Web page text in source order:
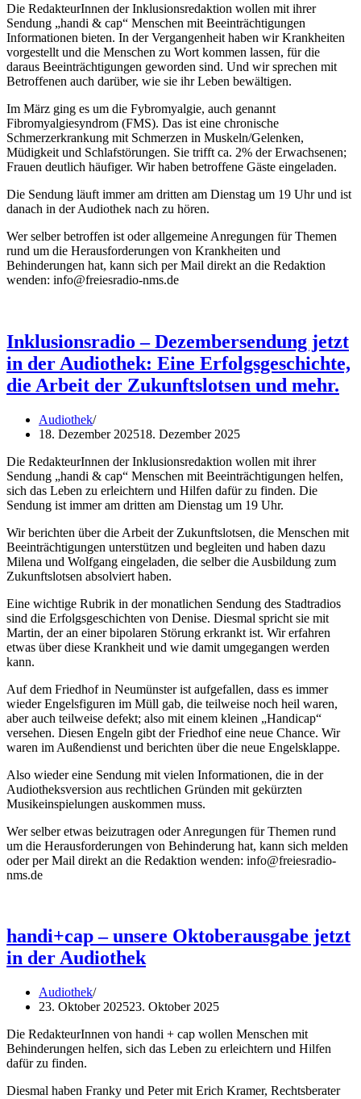
Die RedakteurInnen der Inklusionsredaktion wollen mit ihrer
Sendung „handi & cap“ Menschen mit Beeinträchtigungen
Informationen bieten. In der Vergangenheit haben wir Krankheiten
vorgestellt und die Menschen zu Wort kommen lassen, für die
daraus Beeinträchtigungen geworden sind. Und wir sprechen mit
Betroffenen auch darüber, wie sie ihr Leben bewältigen.
Im März ging es um die Fybromyalgie, auch genannt
Fibromyalgiesyndrom (FMS). Das ist eine chronische
Schmerzerkrankung mit Schmerzen in Muskeln/Gelenken,
Müdigkeit und Schlafstörungen. Sie trifft ca. 2% der Erwachsenen;
Frauen deutlich häufiger. Wir haben betroffene Gäste eingeladen.
Die Sendung läuft immer am dritten am Dienstag um 19 Uhr und ist
danach in der Audiothek nach zu hören.
Wer selber betroffen ist oder allgemeine Anregungen für Themen
rund um die Herausforderungen von Krankheiten und
Behinderungen hat, kann sich per Mail direkt an die Redaktion
wenden: info@freiesradio-nms.de
Inklusionsradio – Dezembersendung jetzt
in der Audiothek: Eine Erfolgsgeschichte,
die Arbeit der Zukunftslotsen und mehr.
Audiothek
18. Dezember 202518. Dezember 2025
Die RedakteurInnen der Inklusionsredaktion wollen mit ihrer
Sendung „handi & cap“ Menschen mit Beeinträchtigungen helfen,
sich das Leben zu erleichtern und Hilfen dafür zu finden. Die
Sendung ist immer am dritten am Dienstag um 19 Uhr.
Wir berichten über die Arbeit der Zukunftslotsen, die Menschen mit
Beeinträchtigungen unterstützen und begleiten und haben dazu
Milena und Wolfgang eingeladen, die selber die Ausbildung zum
Zukunftslotsen absolviert haben.
Eine wichtige Rubrik in der monatlichen Sendung des Stadtradios
sind die Erfolgsgeschichten von Denise. Diesmal spricht sie mit
Martin, der an einer bipolaren Störung erkrankt ist. Wir erfahren
etwas über diese Krankheit und wie damit umgegangen werden
kann.
Auf dem Friedhof in Neumünster ist aufgefallen, dass es immer
wieder Engelsfiguren im Müll gab, die teilweise noch heil waren,
aber auch teilweise defekt; also mit einem kleinen „Handicap“
versehen. Diesen Engeln gibt der Friedhof eine neue Chance. Wir
waren im Außendienst und berichten über die neue Engelsklappe.
Also wieder eine Sendung mit vielen Informationen, die in der
Audiotheksversion aus rechtlichen Gründen mit gekürzten
Musikeinspielungen auskommen muss.
Wer selber etwas beizutragen oder Anregungen für Themen rund
um die Herausforderungen von Behinderung hat, kann sich melden
oder per Mail direkt an die Redaktion wenden: info@freiesradio-
nms.de
handi+cap – unsere Oktoberausgabe jetzt
in der Audiothek
Audiothek
23. Oktober 202523. Oktober 2025
Die RedakteurInnen von handi + cap wollen Menschen mit
Behinderungen helfen, sich das Leben zu erleichtern und Hilfen
dafür zu finden.
Diesmal haben Franky und Peter mit Erich Kramer, Rechtsberater